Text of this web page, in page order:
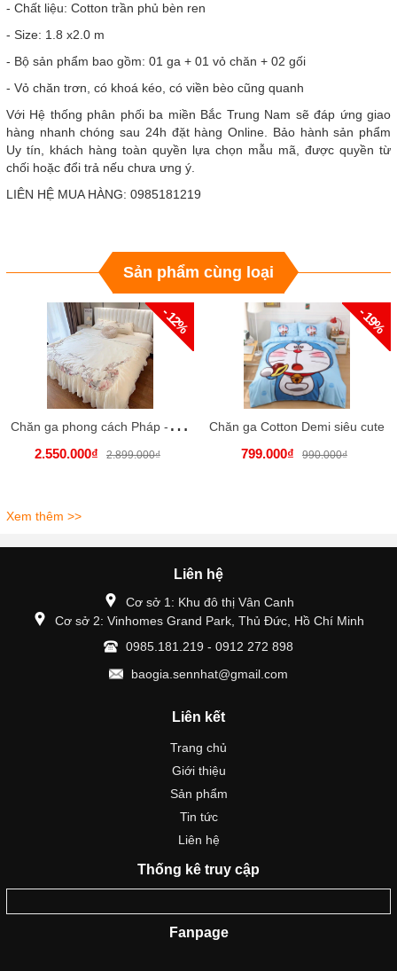
- Chất liệu: Cotton trần phủ bèn ren
- Size: 1.8 x2.0 m
- Bộ sản phẩm bao gồm: 01 ga + 01 vỏ chăn + 02 gối
- Vỏ chăn trơn, có khoá kéo, có viền bèo cũng quanh
Với Hệ thống phân phối ba miền Bắc Trung Nam sẽ đáp ứng giao
hàng nhanh chóng sau 24h đặt hàng Online. Bảo hành sản phẩm
Uy tín, khách hàng toàn quyền lựa chọn mẫu mã, được quyền từ
chối hoặc đổi trả nếu chưa ưng ý.
LIÊN HỆ MUA HÀNG: 0985181219
Sản phẩm cùng loại
- 12%
C
hăn ga phong cách Pháp - Lụa 100s cao cấp
2.550.000₫ 2.899.000₫
- 19%
Chăn ga Cotton Demi siêu cute
799.000₫ 990.000₫
Xem thêm >>
Liên hệ
Cơ sở 1: Khu đô thị Vân Canh
Cơ sở 2: Vinhomes Grand Park, Thủ Đức, Hồ Chí Minh
0985.181.219 - 0912 272 898
baogia.sennhat@gmail.com
Liên kết
Trang chủ
Giới thiệu
Sản phẩm
Tin tức
Liên hệ
Thống kê truy cập
Fanpage